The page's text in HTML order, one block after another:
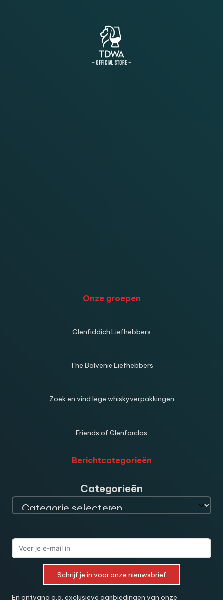
Onze groepen
Glenfiddich Liefhebbers
The Balvenie Liefhebbers
Zoek en vind lege whiskyverpakkingen
Friends of Glenfarclas
Berichtcategorieën
Categorieën
Schrijf je in voor onze nieuwsbrief
En ontvang o.a. exclusieve aanbiedingen van onze